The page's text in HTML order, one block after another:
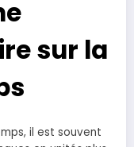
sur la
il est souvent